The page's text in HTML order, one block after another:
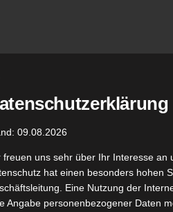
Düfte Coupon
09.08.2026
freuen uns sehr über Ihr Interesse an
hat einen besonders hohen
Eine Nutzung der
Angabe personenbezogener Daten